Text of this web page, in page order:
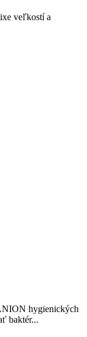
veľkostí a
hygienických
baktér...